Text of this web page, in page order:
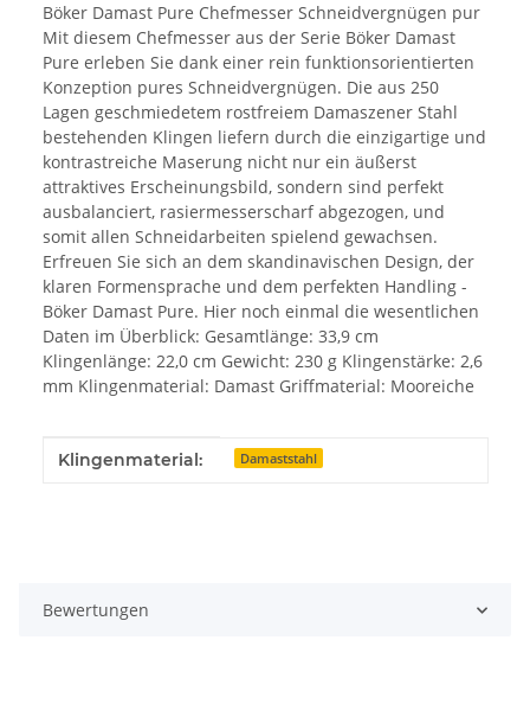
Böker Damast Pure Chefmesser Schneidvergnügen pur
Mit diesem Chefmesser aus der Serie Böker Damast
Pure erleben Sie dank einer rein funktionsorientierten
Konzeption pures Schneidvergnügen. Die aus 250
Lagen geschmiedetem rostfreiem Damaszener Stahl
bestehenden Klingen liefern durch die einzigartige und
kontrastreiche Maserung nicht nur ein äußerst
attraktives Erscheinungsbild, sondern sind perfekt
ausbalanciert, rasiermesserscharf abgezogen, und
somit allen Schneidarbeiten spielend gewachsen.
Erfreuen Sie sich an dem skandinavischen Design, der
klaren Formensprache und dem perfekten Handling -
Böker Damast Pure. Hier noch einmal die wesentlichen
Daten im Überblick: Gesamtlänge: 33,9 cm
Klingenlänge: 22,0 cm Gewicht: 230 g Klingenstärke: 2,6
mm Klingenmaterial: Damast Griffmaterial: Mooreiche
Produkteigenschaft
Wert
Klingenmaterial: Damaststahl
Bewertungen